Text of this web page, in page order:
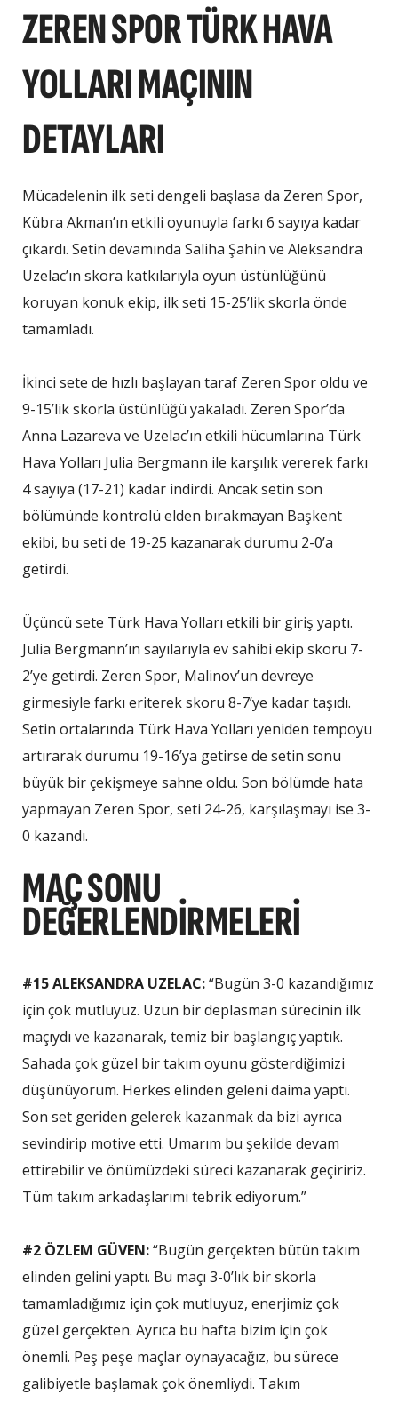
ZEREN SPOR TÜRK HAVA
YOLLARI MAÇININ
DETAYLARI
Mücadelenin ilk seti dengeli başlasa da Zeren Spor,
Kübra Akman’ın etkili oyunuyla farkı 6 sayıya kadar
çıkardı. Setin devamında Saliha Şahin ve Aleksandra
Uzelac’ın skora katkılarıyla oyun üstünlüğünü
koruyan konuk ekip, ilk seti 15-25’lik skorla önde
tamamladı.
İkinci sete de hızlı başlayan taraf Zeren Spor oldu ve
9-15’lik skorla üstünlüğü yakaladı. Zeren Spor’da
Anna Lazareva ve Uzelac’ın etkili hücumlarına Türk
Hava Yolları Julia Bergmann ile karşılık vererek farkı
4 sayıya (17-21) kadar indirdi. Ancak setin son
bölümünde kontrolü elden bırakmayan Başkent
ekibi, bu seti de 19-25 kazanarak durumu 2-0’a
getirdi.
Üçüncü sete Türk Hava Yolları etkili bir giriş yaptı.
Julia Bergmann’ın sayılarıyla ev sahibi ekip skoru 7-
2’ye getirdi. Zeren Spor, Malinov’un devreye
girmesiyle farkı eriterek skoru 8-7’ye kadar taşıdı.
Setin ortalarında Türk Hava Yolları yeniden tempoyu
artırarak durumu 19-16’ya getirse de setin sonu
büyük bir çekişmeye sahne oldu. Son bölümde hata
yapmayan Zeren Spor, seti 24-26, karşılaşmayı ise 3-
0 kazandı.
MAÇ SONU
DEĞERLENDIRMELERI
#15 ALEKSANDRA UZELAC:“Bugün 3-0 kazandığımız
için çok mutluyuz. Uzun bir deplasman sürecinin ilk
maçıydı ve kazanarak, temiz bir başlangıç yaptık.
Sahada çok güzel bir takım oyunu gösterdiğimizi
düşünüyorum. Herkes elinden geleni daima yaptı.
Son set geriden gelerek kazanmak da bizi ayrıca
sevindirip motive etti. Umarım bu şekilde devam
ettirebilir ve önümüzdeki süreci kazanarak geçiririz.
Tüm takım arkadaşlarımı tebrik ediyorum.”
#2 ÖZLEM GÜVEN:“Bugün gerçekten bütün takım
elinden gelini yaptı. Bu maçı 3-0’lık bir skorla
tamamladığımız için çok mutluyuz, enerjimiz çok
güzel gerçekten. Ayrıca bu hafta bizim için çok
önemli. Peş peşe maçlar oynayacağız, bu sürece
galibiyetle başlamak çok önemliydi. Takım